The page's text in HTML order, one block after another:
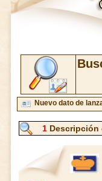
Nuevo dato de
1 Descripción